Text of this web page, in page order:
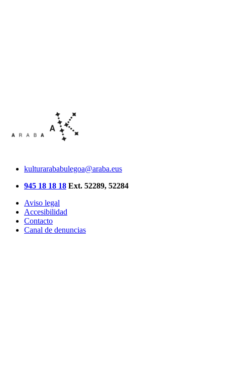
kulturarababulegoa@araba.eus
945 18 18 18 Ext. 52289, 52284
Aviso legal
Accesibilidad
Contacto
Canal de denuncias